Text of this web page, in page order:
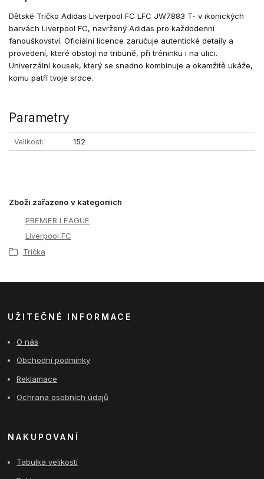
Dětské Tričko Adidas Liverpool FC LFC JW7883 T- v ikonických
barvách Liverpool FC, navržený Adidas pro každodenní
fanouškovství. Oficiální licence zaručuje autentické detaily a
provedení, které obstojí na tribuně, při tréninku i na ulici.
Univerzální kousek, který se snadno kombinuje a okamžitě ukáže,
komu patří tvoje srdce.
Parametry
Velikost 152
Zboží zařazeno v kategoriích
PREMIER LEAGUE
Liverpool FC
Trička
UŽITEČNÉ INFORMACE
O nás
Obchodní podmínky
Reklamace
Ochrana osobních údajů
NAKUPOVANÍ
Tabulka velikostí